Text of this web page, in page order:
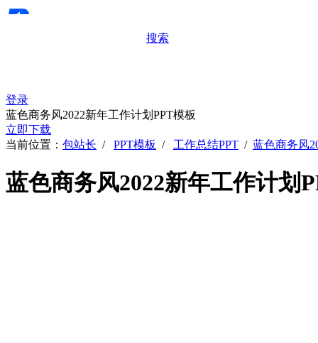
搜索
登录
蓝色商务风2022新年工作计划PPT模板
立即下载
当前位置： 包站长 / PPT模板 / 工作总结PPT / 蓝色商务风
蓝色商务风2022新年工作计划